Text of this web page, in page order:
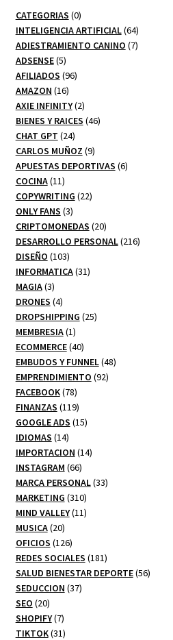
CATEGORIAS 00
productos
INTELIGENCIA ARTIFICIAL 6464
productos
ADIESTRAMIENTO CANINO 77
ADSENSE 55
productos
AFILIADOS 9696
AMAZON 1616
productos
AXIE INFINITY 22
productos
BIENES Y RAICES 4646
CHAT GPT 2424
productos
CARLOS MUÑOZ 99
productos
APUESTAS DEPORTIVAS 66
COCINA 1111
productos
COPYWRITING 2222
ONLY FANS 33
productos
CRIPTOMONEDAS 2020
productos
DESARROLLO PERSONAL 216216
DISEÑO 103103
productos
INFORMATICA 3131
MAGIA 33
productos
DRONES 44
productos
DROPSHIPPING 2525
MEMBRESIA 11
producto
ECOMMERCE 4040
productos
EMBUDOS Y FUNNEL 4848
EMPRENDIMIENTO 9292
FACEBOOK 7878
productos
FINANZAS 119119
productos
GOOGLE ADS 1515
IDIOMAS 1414
productos
IMPORTACION 1414
INSTAGRAM 6666
productos
MARCA PERSONAL 3333
MARKETING 310310
productos
MIND VALLEY 1111
MUSICA 2020
productos
OFICIOS 126126
productos
REDES SOCIALES 181181
productos
SALUD BIENESTAR DEPORTE 5656
SEDUCCION 3737
SEO 2020
productos
SHOPIFY 77
productos
TIKTOK 3131